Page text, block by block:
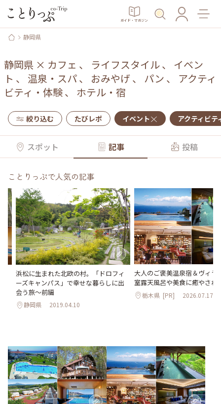
ガイド・マガジン
静岡県
静岡県 × カフェ 、 ライフスタイル、 イベン
ト 、 温泉・スパ、 おみやげ 、 パン 、 アクティ
ビティ・体験、 ホテル・宿
絞り込む たびレポ イベント アクティビテ
スポット 記事 投稿
ことりっぷで人気の記事
浜松に生まれた北欧の村。「ドロフィ
ーズキャンパス」で幸せな暮らしに出
会う旅～前編
静岡県 2019.04.10
大人のご褒美温泉宿＆ヴィラ
室露天風呂や美食に癒やされ
栃木県 [PR] 2026.07.17